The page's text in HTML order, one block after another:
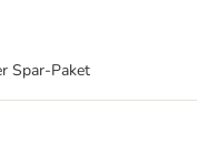
Spar-Paket